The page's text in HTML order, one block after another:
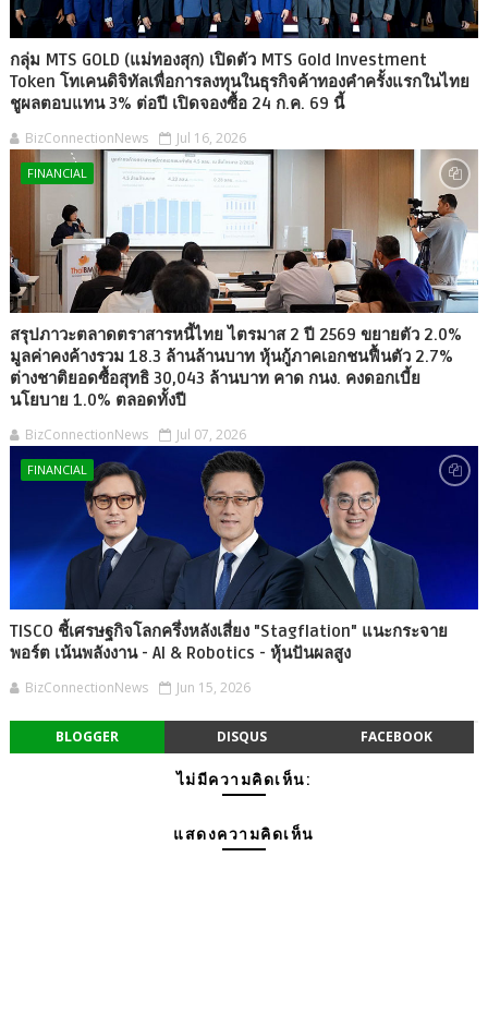
กลุ่ม MTS GOLD (แม่ทองสุก) เปิดตัว MTS Gold Investment
Token โทเคนดิจิทัลเพื่อการลงทุนในธุรกิจค้าทองคำครั้งแรกในไทย
ชูผลตอบแทน 3% ต่อปี เปิดจองซื้อ 24 ก.ค. 69 นี้
BizConnectionNews Jul 16, 2026
FINANCIAL
สรุปภาวะตลาดตราสารหนี้ไทย ไตรมาส 2 ปี 2569 ขยายตัว 2.0%
มูลค่าคงค้างรวม 18.3 ล้านล้านบาท หุ้นกู้ภาคเอกชนฟื้นตัว 2.7%
ต่างชาติยอดซื้อสุทธิ 30,043 ล้านบาท คาด กนง. คงดอกเบี้ย
นโยบาย 1.0% ตลอดทั้งปี
BizConnectionNews Jul 07, 2026
FINANCIAL
TISCO ชี้เศรษฐกิจโลกครึ่งหลังเสี่ยง "Stagflation" แนะกระจาย
พอร์ต เน้นพลังงาน - AI & Robotics - หุ้นปันผลสูง
BizConnectionNews Jun 15, 2026
BLOGGER DISQUS FACEBOOK
ไม่มีความคิดเห็น:
แสดงความคิดเห็น